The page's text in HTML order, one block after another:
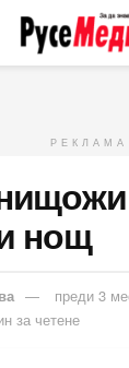
РЕКЛАМА
нощ
преди 3
за четене